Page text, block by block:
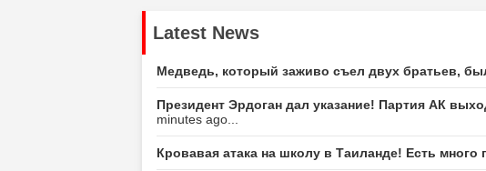
Latest News
Медведь, который заживо съел двух братьев,
Президент Эрдоган дал указание! Партия АК
minutes ago...
Кровавая атака на школу в Таиланде! Есть